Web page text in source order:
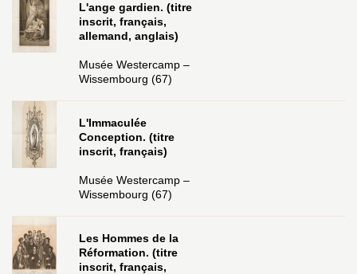
L'ange gardien. (titre
inscrit, français,
allemand, anglais)
Musée Westercamp –
Wissembourg (67)
L'Immaculée
Conception. (titre
inscrit, français)
Musée Westercamp –
Wissembourg (67)
Les Hommes de la
Réformation. (titre
inscrit, français,